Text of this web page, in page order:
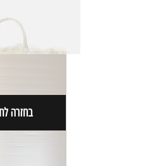
| White LINEN COLETTE
בחזרה